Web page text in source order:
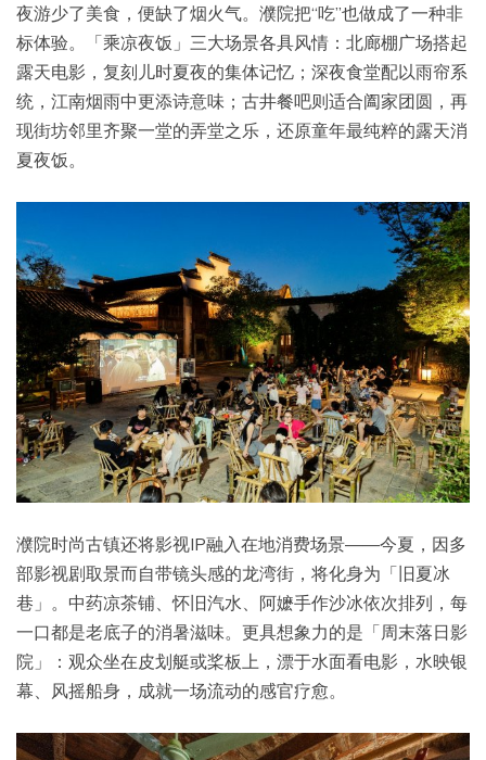
夜游少了美食，便缺了烟火气。濮院把“吃”也做成了一种非
标体验。「乘凉夜饭」三大场景各具风情：北廊棚广场搭起
露天电影，复刻儿时夏夜的集体记忆；深夜食堂配以雨帘系
统，江南烟雨中更添诗意味；古井餐吧则适合阖家团圆，再
现街坊邻里齐聚一堂的弄堂之乐，还原童年最纯粹的露天消
夏夜饭。
濮院时尚古镇还将影视IP融入在地消费场景——今夏，因多
部影视剧取景而自带镜头感的龙湾街，将化身为「旧夏冰
巷」。中药凉茶铺、怀旧汽水、阿嬷手作沙冰依次排列，每
一口都是老底子的消暑滋味。更具想象力的是「周末落日影
院」：观众坐在皮划艇或桨板上，漂于水面看电影，水映银
幕、风摇船身，成就一场流动的感官疗愈。